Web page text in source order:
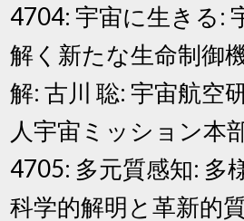
4704: 宇宙に生きる:
解く新たな生命制御
解: 古川 聡: 宇宙航空
人宇宙ミッション本
4705: 多元質感知: 多
科学的解明と革新的